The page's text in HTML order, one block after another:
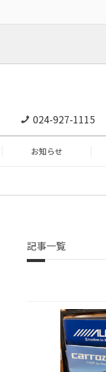
024-927-1115
お知らせ
記事一覧